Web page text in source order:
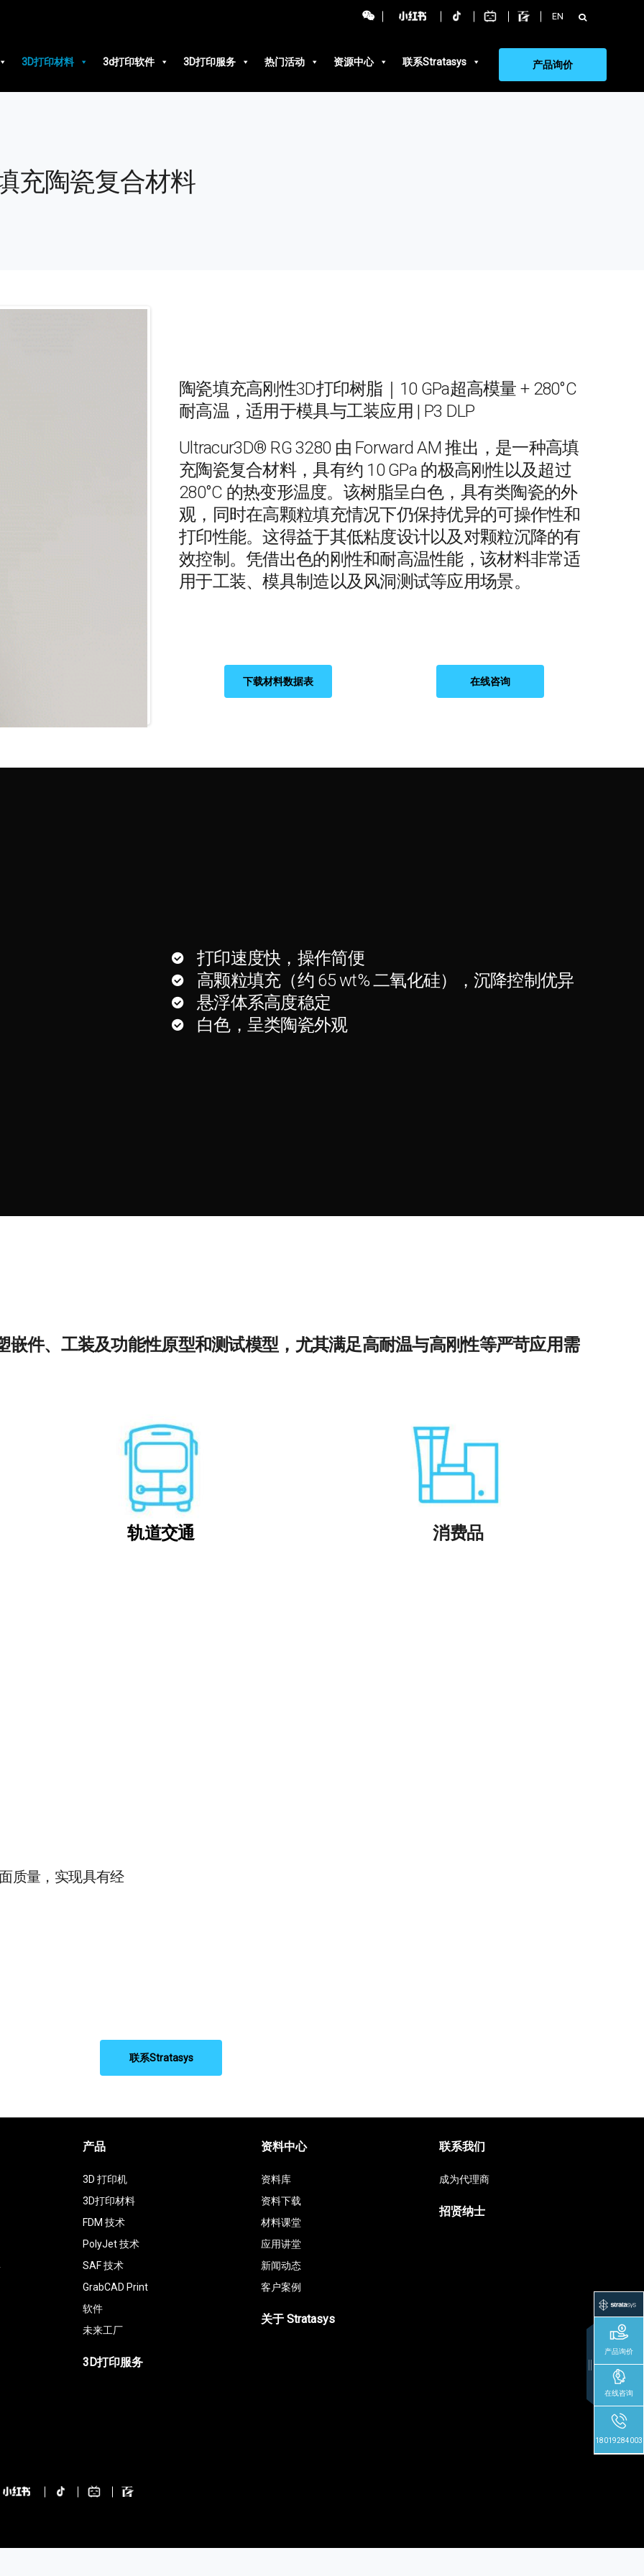
EN 搜
索：
3D打印材料
3d打印软件 3D打印服务 热门活动 资源中心 联系Stratasys 产品询价
充陶瓷复合材料
陶瓷填充高刚性3D打印树脂｜10 GPa超高模量 + 280°C
耐高温，适用于模具与工装应用 | P3 DLP
Ultracur3D® RG 3280 由 Forward AM 推出，是一种高填
充陶瓷复合材料，具有约 10 GPa 的极高刚性以及超过
280°C 的热变形温度。该树脂呈白色，具有类陶瓷的外
观，同时在高颗粒填充情况下仍保持优异的可操作性和
打印性能。这得益于其低粘度设计以及对颗粒沉降的有
效控制。凭借出色的刚性和耐高温性能，该材料非常适
用于工装、模具制造以及风洞测试等应用场景。
下载材料数据表 在线咨询
打印速度快，操作简便
高颗粒填充（约 65 wt% 二氧化硅），沉降控制优异
悬浮体系高度稳定
白色，呈类陶瓷外观
嵌件、工装及功能性原型和测试模型，尤其满足高耐温与高刚性等严苛应用需
轨道交通 消费品
质量，实现具有经
联系Stratasys
产品
3D 打印机
3D打印材料
FDM 技术
PolyJet 技术
SAF 技术
GrabCAD Print
软件
未来工厂
3D打印服务
资料中心
资料库
资料下载
材料课堂
应用讲堂
新闻动态
客户案例
关于 Stratasys
联系我们
成为代理商
招贤纳士
产品询价
在线咨询
18019284003